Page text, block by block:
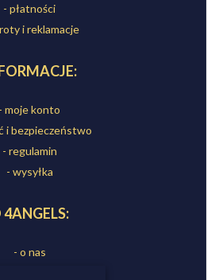
- płatności
i reklamacje
- moje konto
i bezpieczeństwo
- regulamin
- wysyłka
4ANGELS:
- o nas